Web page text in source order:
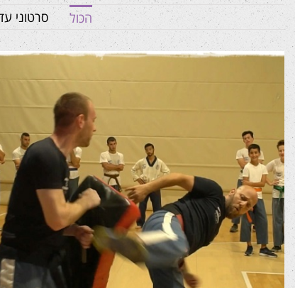
הכול סרטוני
הפקת סרטון שיווקי קרב מגע
סרטי שיווק לרשתות חברתיות סרטי תדמית